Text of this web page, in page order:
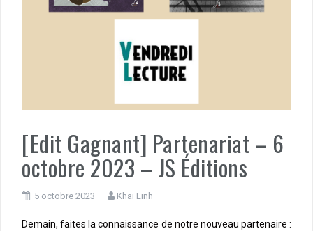
[Edit Gagnant] Partenariat – 6
octobre 2023 – JS Éditions
5 octobre 2023 Khai Linh
Demain, faites la connaissance de notre nouveau partenaire :